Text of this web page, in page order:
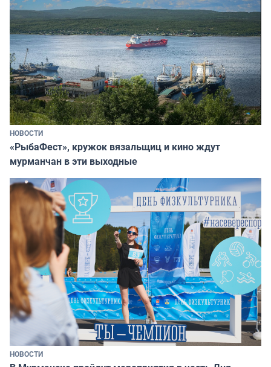
НОВОСТИ
«РыбаФест», кружок вязальщиц и кино ждут
мурманчан в эти выходные
НОВОСТИ